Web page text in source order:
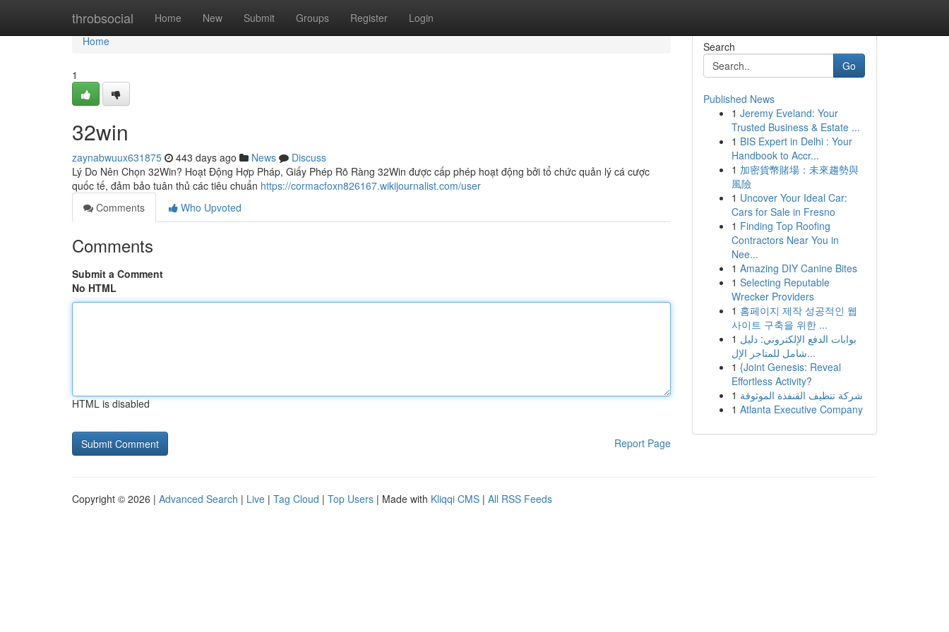
throbsocial Home New Submit Groups Register Login
Home
Home
1
32win
zaynabwuux631875 443 days ago News
Discuss
Lý Do Nên Chọn 32Win? Hoạt Động Hợp Pháp, Giấy Phép Rõ Ràng 32Win được cấp phép hoạt động bởi tổ chức quản lý cá cược
quốc tế, đảm bảo tuân thủ các tiêu chuẩn https://cormacfoxn826167.wikijournalist.com/user
Comments
Who Upvoted
Comments
Submit a Comment
No HTML
HTML is disabled
Report Page
Search
Go
Published News
1 Jeremy Eveland: Your
Trusted Business & Estate ...
1 BIS Expert in Delhi : Your
Handbook to Accr...
1 加密貨幣賭場：未來趨勢與
風險
1 Uncover Your Ideal Car:
Cars for Sale in Fresno
1 Finding Top Roofing
Contractors Near You in
Nee...
1 Amazing DIY Canine Bites
1 Selecting Reputable
Wrecker Providers
1 홈페이지 제작 성공적인 웹
사이트 구축을 위한 ...
1 بوابات الدفع الإلكتروني: دليل
شامل للمتاجر الإل...
1 {Joint Genesis: Reveal
Effortless Activity?
1 شركة تنظيف القنفذة الموثوقة
1 Atlanta Executive Company
Copyright © 2026 | Advanced Search | Live | Tag Cloud | Top Users | Made with Kliqqi CMS | All RSS Feeds